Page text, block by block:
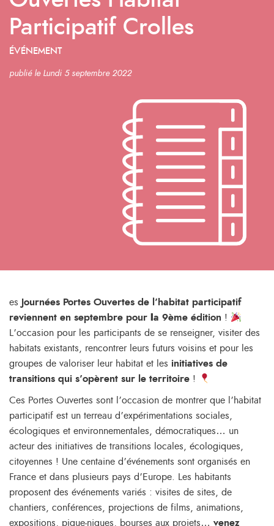
Participatif Crolles
ÉVÉNEMENT
publié le Lundi 5 septembre 2022
es
Journées Portes Ouvertes de l’habitat participatif
reviennent en septembre pour a 9ème édition !
L’occasion pour les participants de se renseigner, visiter des
habitats existants, rencontrer leurs futurs voisins et pour les
groupes de valoriser leur habitat et les initiatives de
transitions qui s’opèrent sur le territoire !
Ces Portes Ouvertes sont l’occasion de montrer que l’habitat
participatif est un terreau d’expérimentations sociales,
écologiques et environnementales, démocratiques… un
acteur des initiatives de transitions locales, écologiques,
citoyennes ! Une centaine d’événements sont organisés en
France et dans plusieurs pays d’Europe. Les habitants
proposent des événements variés : visites de sites, de
chantiers, conférences, projections de films, animations,
expositions, pique-niques, bourses aux projets… venez